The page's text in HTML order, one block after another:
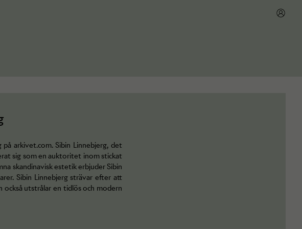
arkivet.com. Sibin Linnebjerg, det
sig som en auktoritet inom stickat
skandinavisk estetik erbjuder Sibin
Sibin Linnebjerg strävar efter att
också utstrålar en tidlös och modern